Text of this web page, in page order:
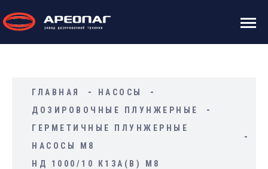
ГЛАВНАЯ
НАСОСЫ
ДОЗИРОВОЧНЫЕ ПЛУНЖЕРНЫЕ
ГЕРМЕТИЧНЫЕ ПЛУНЖЕРНЫЕ
НАСОСЫ М8
НД 1000/10 К13А(В) М8